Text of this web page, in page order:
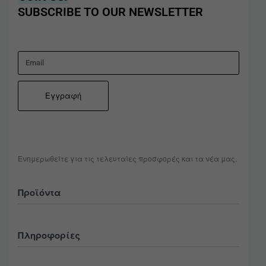
Προϊόντα
Ανδρικά
Πληροφορίες
SUBSCRIBE TO OUR NEWSLETTER
Ενημερωθείτε για τις τελευταίες προσφορές και τα νέα μας.